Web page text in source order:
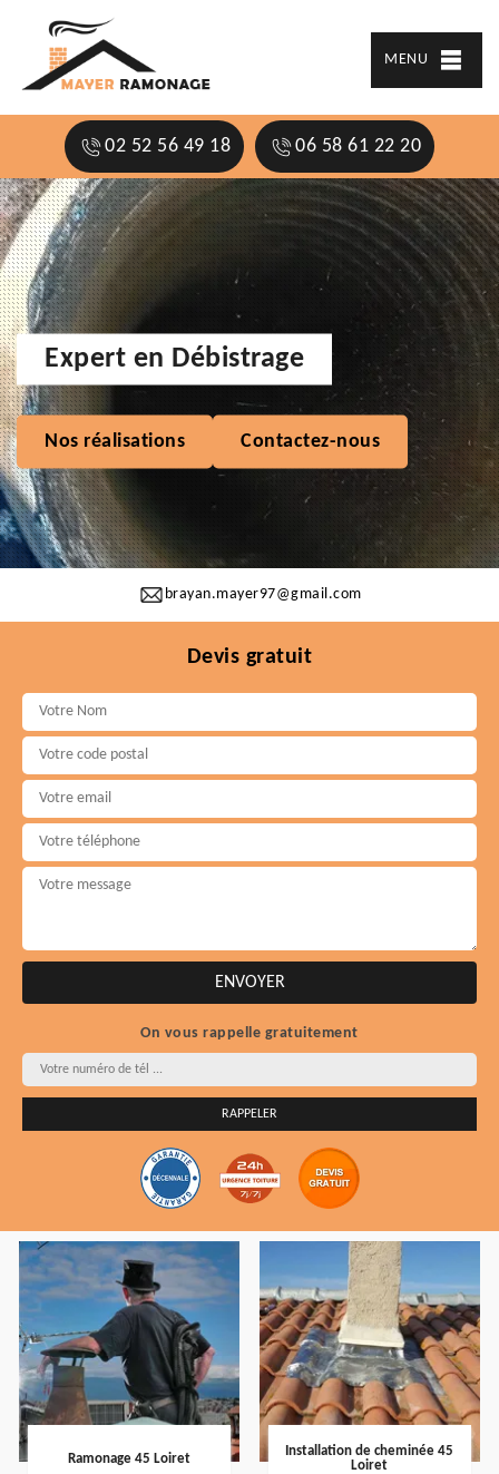
MENU
02 52 56 49 18 06 58 61 22 20
brayan.mayer97@gmail.com
Expert en Débistrage
Nos réalisations Contactez-nous
Devis gratuit
On vous rappelle gratuitement
Ramonage 45 Loiret
Installation de cheminée 45
Loiret